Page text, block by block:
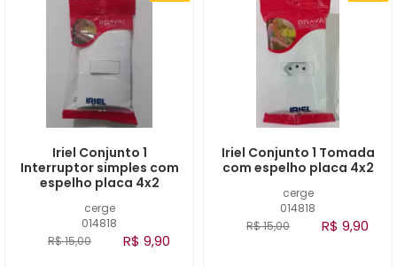
cerge
014818
Iriel Conjunto 1
Interruptor simples com
espelho placa 4x2
R$ 15,00 R$ 9,90
cerge
014818
Iriel Conjunto 1 Tomada
com espelho placa 4x2
R$ 15,00 R$ 9,90